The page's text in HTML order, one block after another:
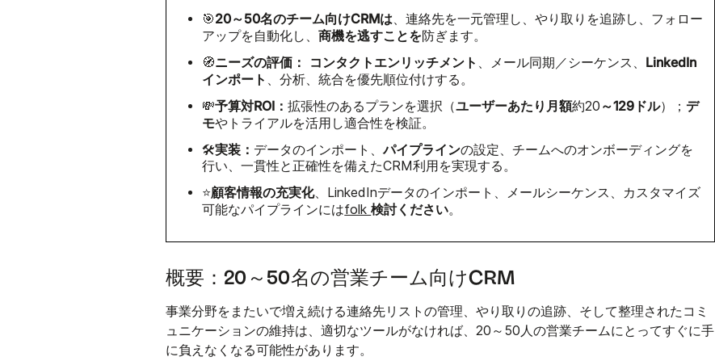
🎯20～50名のチーム向けCRMは 、連絡先を一元管理し、やり取りを追跡し、フォロー
アップを自動化し、商機を逃すことを防ぎます。
🧭ニーズの評価： コンタクトエンリッチメント 、メール同期／シーケンス、 LinkedIn
インポート
、分析、統合を優先順位付けする。
💸予算対ROI：拡張性のあるプランを選択（ユーザーあたり月額約20 ～129ドル）； デ
モやトライアルを活用し適合性を検証。
🛠️実装： データのインポート、パイプラインの設定、チームへのオンボーディングを
行い、一貫性と正確性を備えたCRM利用を実現する。
⭐顧客情報の充実化、LinkedInデータのインポート、メールシーケンス、カスタマイズ
可能なパイプラインにはfolk検討ください。
概要：20～50名の営業チーム向けCRM
事業分野をまたいで増え続ける連絡先リストの管理、やり取りの追跡、そして整理されたコミ
ュニケーションの維持は、適切なツールがなければ、20～50人の営業チームにとってすぐに手
に負えなくなる可能性があります。